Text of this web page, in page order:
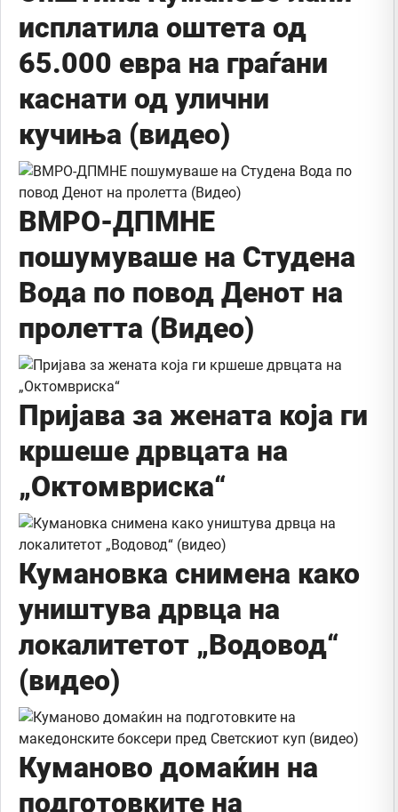
исплатила оштета од
65.000 евра на граѓани
каснати од улични
кучиња (видео)
ВМРО-ДПМНЕ
пошумуваше на Студена
Вода по повод Денот на
пролетта (Видео)
Пријава за жената која ги
кршеше дрвцата на
„Октомвриска“
Кумановка снимена како
уништува дрвца на
локалитетот „Водовод“
(видео)
Куманово домаќин на
подготовките на